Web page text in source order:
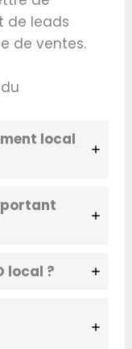
de leads
de ventes.
local
local ?